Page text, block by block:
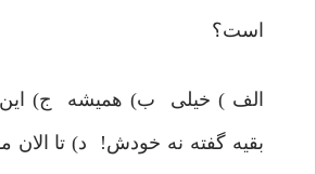
است؟
الف ) خیلی ب) همیشه ج) این
بقیه گفته نه خودش! د) تا الان